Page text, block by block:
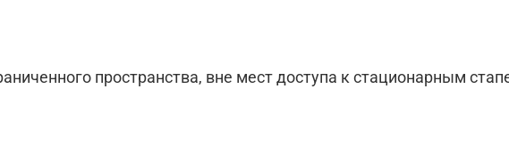
пространства, вне мест доступа к стационарным